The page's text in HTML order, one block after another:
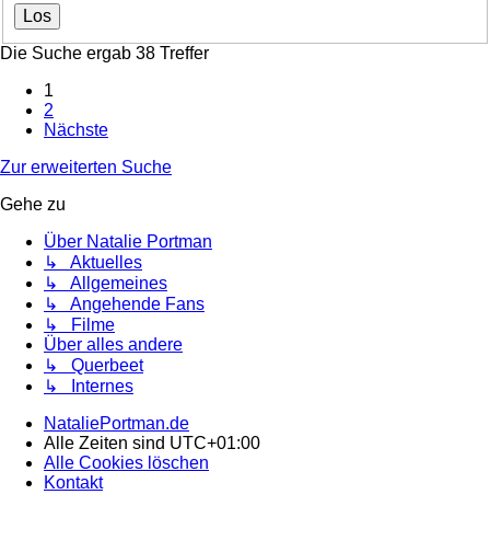
Die Suche ergab 38 Treffer
1
2
Nächste
Zur erweiterten Suche
Gehe zu
Über Natalie Portman
↳ Aktuelles
↳ Allgemeines
↳ Angehende Fans
↳ Filme
Über alles andere
↳ Querbeet
↳ Internes
NataliePortman.de
Alle Zeiten sind UTC+01:00
Alle Cookies löschen
Kontakt